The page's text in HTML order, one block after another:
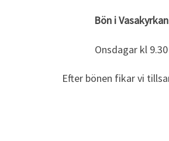
Bön i Vasakyrkan
Onsdagar kl 9.30
Efter bönen fikar vi